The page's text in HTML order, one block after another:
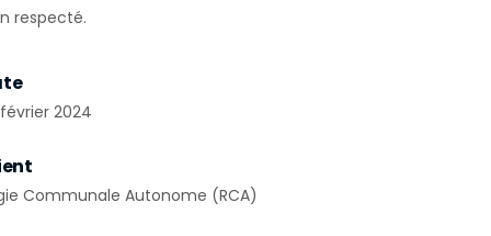
respecté.
2024
Communale Autonome (RCA)